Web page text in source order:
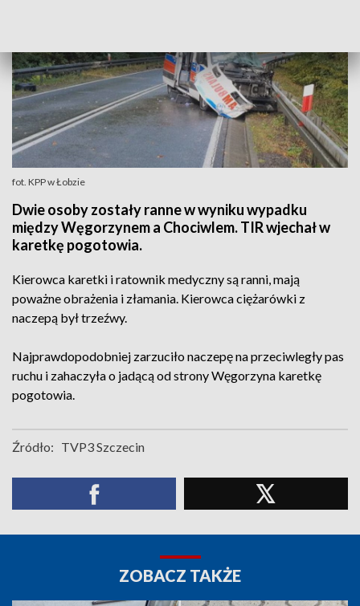
fot. KPP w Łobzie
Dwie osoby zostały ranne w wyniku wypadku
między Węgorzynem a Chociwlem. TIR wjechał w
karetkę pogotowia.
Kierowca karetki i ratownik medyczny są ranni, mają
poważne obrażenia i złamania. Kierowca ciężarówki z
naczepą był trzeźwy.
Najprawdopodobniej zarzuciło naczepę na przeciwległy pas
ruchu i zahaczyła o jadącą od strony Węgorzyna karetkę
pogotowia.
Źródło: TVP3 Szczecin
ZOBACZ TAKŻE